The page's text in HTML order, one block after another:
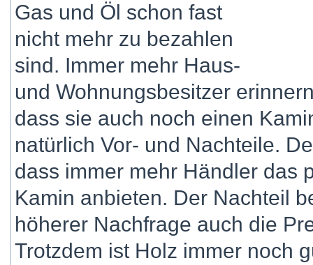
Gas und Öl schon fast
nicht mehr zu bezahlen
sind. Immer mehr Haus-
und Wohnungsbesitzer
dass sie auch noch einen
natürlich Vor- und Nachteile.
dass immer mehr Händler das
Kamin anbieten. Der Nachteil
höherer Nachfrage auch die
Trotzdem ist Holz immer noch